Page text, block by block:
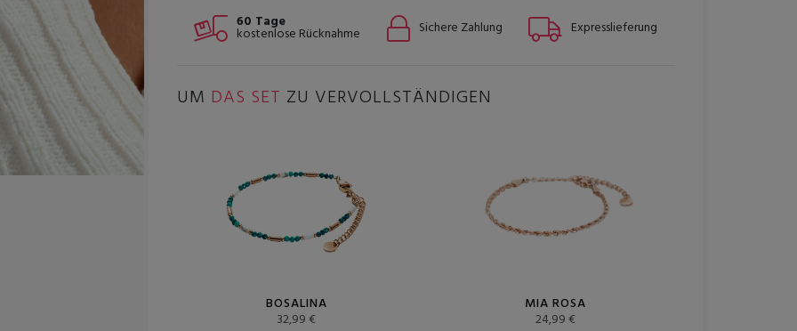
60 Tage
kostenlose Rücknahme Sichere Zahlung Expresslieferung
UM DAS SET ZU VERVOLLSTÄNDIGEN
BOSALINA
32,99 €
MIA ROSA
24,99 €